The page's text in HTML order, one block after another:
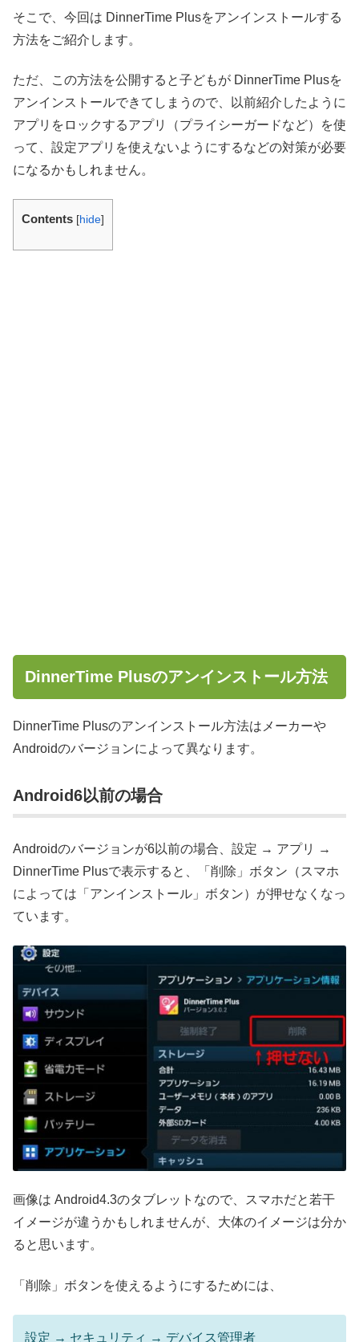
そこで、今回は DinnerTime Plusをアンインストールする
方法をご紹介します。
ただ、この方法を公開すると子どもが DinnerTime Plusを
アンインストールできてしまうので、以前紹介したように
アプリをロックするアプリ（プライシーガードなど）を使
って、設定アプリを使えないようにするなどの対策が必要
になるかもしれません。
Contents [hide]
DinnerTime Plusのアンインストール方法
DinnerTime Plusのアンインストール方法はメーカーや
Androidのバージョンによって異なります。
Android6以前の場合
Androidのバージョンが6以前の場合、設定 → アプリ →
DinnerTime Plusで表示すると、「削除」ボタン（スマホ
によっては「アンインストール」ボタン）が押せなくなっ
ています。
画像は Android4.3のタブレットなので、スマホだと若干
イメージが違うかもしれませんが、大体のイメージは分か
ると思います。
「削除」ボタンを使えるようにするためには、
設定 → セキュリティ → デバイス管理者